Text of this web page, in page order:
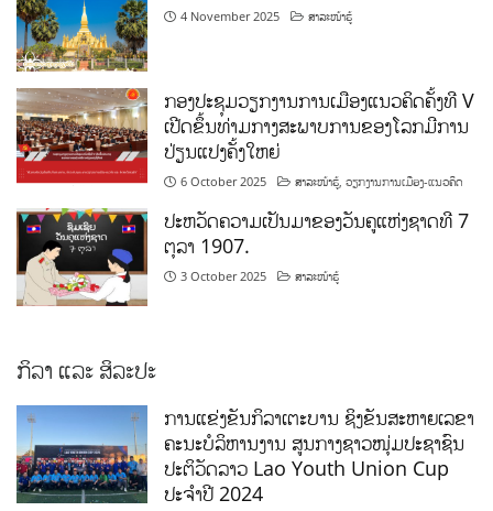
4 November 2025 ສາລະໜ້າຮູ້
ກອງປະຊຸມວຽກງານການເມືອງແນວຄິດຄັ້ງທີ V
ເປີດຂຶ້ນທ່າມກາງສະພາບການຂອງໂລກມີການ
ປ່ຽນແປງຄັ້ງໃຫຍ່
6 October 2025 ສາລະໜ້າຮູ້ ,ວຽກງານການເມືອງ-ແນວຄິດ
ປະຫວັດຄວາມເປັນມາຂອງວັນຄູແຫ່ງຊາດທີ 7
ຕຸລາ 1907.
3 October 2025 ສາລະໜ້າຮູ້
ກິລາ ແລະ ສິລະປະ
ການແຂ່ງຂັນກິລາເຕະບານ ຊິງຂັນສະຫາຍເລຂາ
ຄະນະບໍລິຫານງານ ສູນກາງຊາວໜຸ່ມປະຊາຊົນ
ປະຕິວັດລາວ Lao Youth Union Cup
ປະຈຳປີ 2024